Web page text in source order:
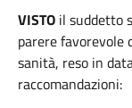
VISTO il suddetto
parere favorevole
sanità, reso in
raccomandazioni: